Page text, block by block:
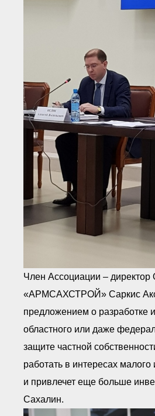
Член Ассоциации –
«АРМСАХСТРОЙ» Саркис
предложением о разработке
областного или даже
защите частной
работать в интересах малого
и привлечет еще больше
Сахалин.